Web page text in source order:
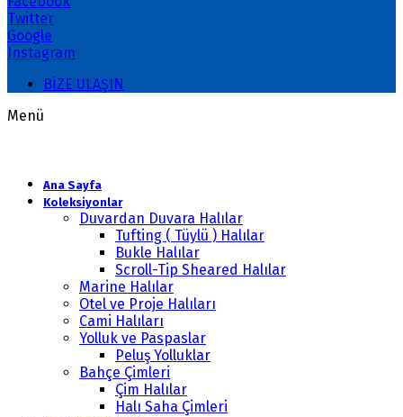
Twitter
Google
Instagram
BİZE ULAŞIN
Menü
Ana Sayfa
Koleksiyonlar
Duvardan Duvara Halılar
Tufting ( Tüylü ) Halılar
Bukle Halılar
Scroll-Tip Sheared Halılar
Marine Halılar
Otel ve Proje Halıları
Cami Halıları
Yolluk ve Paspaslar
Peluş Yolluklar
Bahçe Çimleri
Çim Halılar
Halı Saha Çimleri